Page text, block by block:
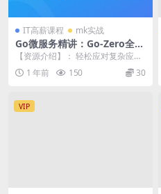
IT高薪课程 mk实战
Go微服务精讲：Go-Zero全流
程实战即时通讯 | 更新完结
【资源介绍】： 轻松应对复杂应用
微服务设计，高效实践容器化组件
管理，系统掌握Go...
1 年前 150 30
VIP